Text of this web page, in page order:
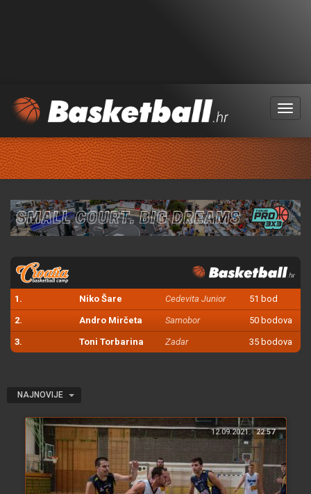
Menu
1. Niko Šare Cedevita Junior 51 bod
2. Andro Mirčeta Samobor 50 bodova
3. Toni Torbarina Zadar 35 bodova
NAJNOVIJE
12.09.2021. 22:57